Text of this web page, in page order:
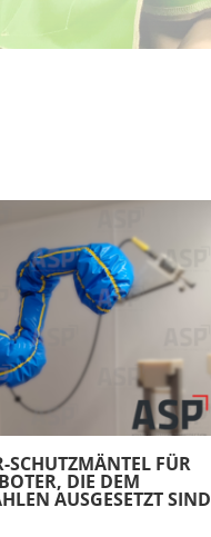
SCHUTZMÄNTEL FÜR
DIE DEM
AUSGESETZT SIND